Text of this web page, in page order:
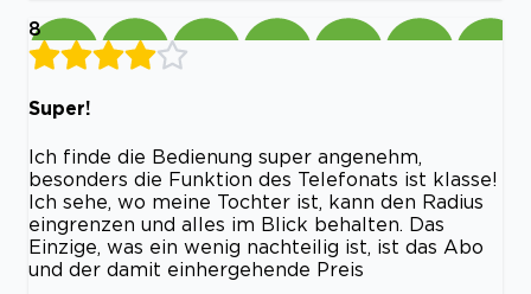
8
Super!
Ich finde die Bedienung super angenehm,
besonders die Funktion des Telefonats ist klasse!
Ich sehe, wo meine Tochter ist, kann den Radius
eingrenzen und alles im Blick behalten. Das
Einzige, was ein wenig nachteilig ist, ist das Abo
und der damit einhergehende Preis